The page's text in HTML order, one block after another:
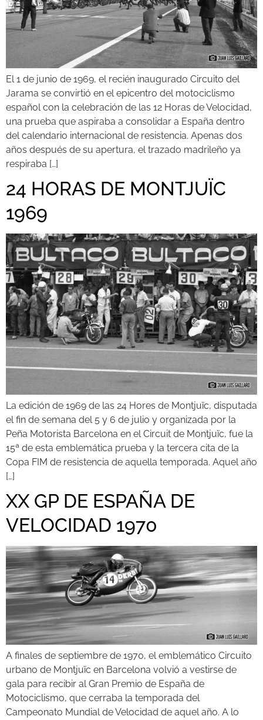
El 1 de junio de 1969, el recién inaugurado Circuito del
Jarama se convirtió en el epicentro del motociclismo
español con la celebración de las 12 Horas de Velocidad,
una prueba que aspiraba a consolidar a España dentro
del calendario internacional de resistencia. Apenas dos
años después de su apertura, el trazado madrileño ya
respiraba […]
24 HORAS DE MONTJUÏC
1969
La edición de 1969 de las 24 Hores de Montjuïc, disputada
el fin de semana del 5 y 6 de julio y organizada por la
Peña Motorista Barcelona en el Circuit de Montjuïc, fue la
15ª de esta emblemática prueba y la tercera cita de la
Copa FIM de resistencia de aquella temporada. Aquel año
[…]
XX GP DE ESPAÑA DE
VELOCIDAD 1970
A finales de septiembre de 1970, el emblemático Circuito
urbano de Montjuïc en Barcelona volvió a vestirse de
gala para recibir al Gran Premio de España de
Motociclismo, que cerraba la temporada del
Campeonato Mundial de Velocidad de aquel año. A lo